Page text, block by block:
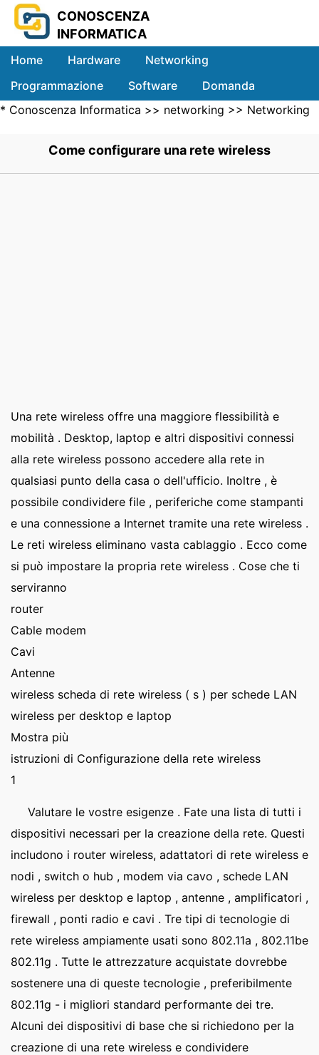
CONOSCENZA
INFORMATICA
Home Hardware
Networking
Programmazione
Software
Domanda
Sistemi
* Conoscenza Informatica >> networking >> Networking
Come configurare una rete wireless
Una rete wireless offre una maggiore flessibilità e
mobilità . Desktop, laptop e altri dispositivi connessi
alla rete wireless possono accedere alla rete in
qualsiasi punto della casa o dell'ufficio. Inoltre , è
possibile condividere file , periferiche come stampanti
e una connessione a Internet tramite una rete wireless .
Le reti wireless eliminano vasta cablaggio . Ecco come
si può impostare la propria rete wireless . Cose che ti
serviranno
router
Cable modem
Cavi
Antenne
wireless scheda di rete wireless ( s ) per schede LAN
wireless per desktop e laptop
Mostra più
istruzioni di Configurazione della rete wireless
1
Valutare le vostre esigenze . Fate una lista di tutti i
dispositivi necessari per la creazione della rete. Questi
includono i router wireless, adattatori di rete wireless e
nodi , switch o hub , modem via cavo , schede LAN
wireless per desktop e laptop , antenne , amplificatori ,
firewall , ponti radio e cavi . Tre tipi di tecnologie di
rete wireless ampiamente usati sono 802.11a , 802.11be
802.11g . Tutte le attrezzature acquistate dovrebbe
sostenere una di queste tecnologie , preferibilmente
802.11g - i migliori standard performante dei tre.
Alcuni dei dispositivi di base che si richiedono per la
creazione di una rete wireless e condividere